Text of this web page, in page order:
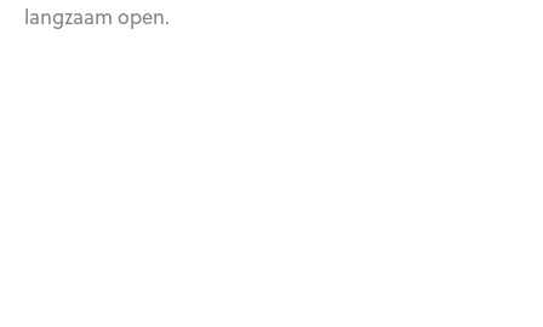
langzaam open.